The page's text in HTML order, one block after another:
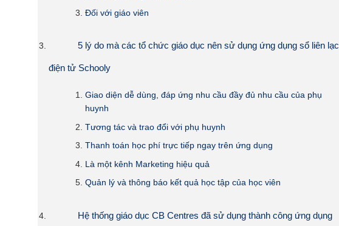
Đối với giáo viên
5 lý do mà các tổ chức giáo dục nên sử dụng ứng dụng sổ liên lạc
điện tử Schooly
Giao diện dễ dùng, đáp ứng nhu cầu đầy đủ nhu cầu của phụ
huynh
Tương tác và trao đổi với phụ huynh
Thanh toán học phí trực tiếp ngay trên ứng dụng
Là một kênh Marketing hiệu quả
Quản lý và thông báo kết quả học tập của học viên
Hệ thống giáo dục CB Centres đã sử dụng thành công ứng dụng